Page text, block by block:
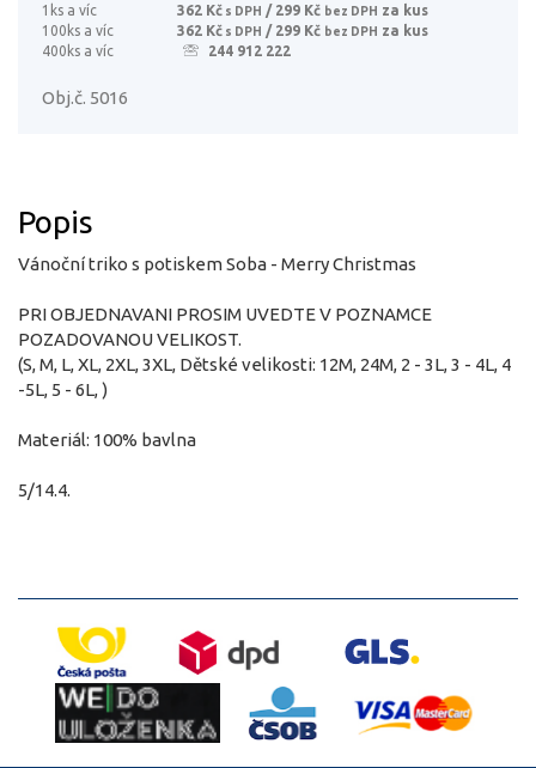
1ks a víc 362 Kč s DPH / 299 Kč bez DPH za kus
100ks a víc
362 Kč s DPH / 299 Kč bez DPH za kus
400ks a víc
244 912 222
Obj.č. 5016
Popis
Vánoční triko s potiskem Soba - Merry Christmas
PRI OBJEDNAVANI PROSIM UVEDTE V POZNAMCE
POZADOVANOU VELIKOST.
(S, M, L, XL, 2XL, 3XL, Dětské velikosti: 12M, 24M, 2 - 3L, 3 - 4L, 4
-5L, 5 - 6L, )
Materiál: 100% bavlna
5/14.4.